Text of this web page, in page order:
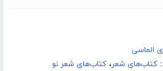
الماسی
کتاب‌های شعر،کتاب‌های شعر نو